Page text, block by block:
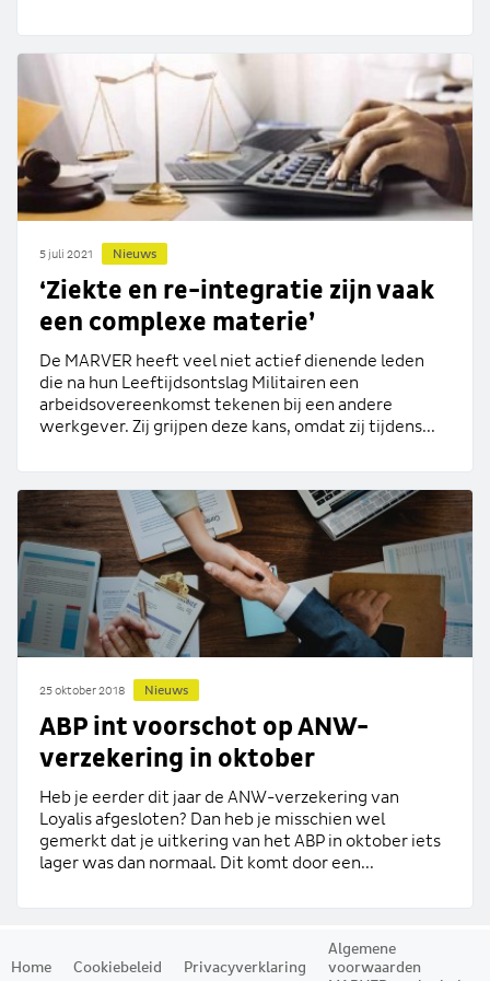
5 juli 2021 Nieuws
‘Ziekte en re-integratie zijn vaak
een complexe materie’
De MARVER heeft veel niet actief dienende leden
die na hun Leeftijdsontslag Militairen een
arbeidsovereenkomst tekenen bij een andere
werkgever. Zij grijpen deze kans, omdat zij tijdens...
25 oktober 2018 Nieuws
ABP int voorschot op ANW-
verzekering in oktober
Heb je eerder dit jaar de ANW-verzekering van
Loyalis afgesloten? Dan heb je misschien wel
gemerkt dat je uitkering van het ABP in oktober iets
lager was dan normaal. Dit komt door een...
Home Cookiebeleid Privacyverklaring
Algemene
voorwaarden